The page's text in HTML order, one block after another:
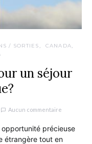
/ SORTIES
CANADA
un séjour
Aucun commentaire
précieuse
étrangère tout en